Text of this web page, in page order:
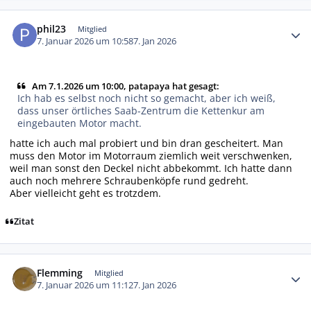
phil23 Mitglied
7. Januar 2026 um 10:587. Jan 2026
Am 7.1.2026 um 10:00, patapaya hat gesagt:
Ich hab es selbst noch nicht so gemacht, aber ich weiß,
dass unser örtliches Saab-Zentrum die Kettenkur am
eingebauten Motor macht.
hatte ich auch mal probiert und bin dran gescheitert. Man
muss den Motor im Motorraum ziemlich weit verschwenken,
weil man sonst den Deckel nicht abbekommt. Ich hatte dann
auch noch mehrere Schraubenköpfe rund gedreht.
Aber vielleicht geht es trotzdem.
Zitat
Flemming Mitglied
7. Januar 2026 um 11:127. Jan 2026